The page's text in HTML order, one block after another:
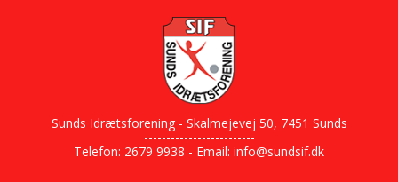
Sunds Idrætsforening - Skalmejevej 50, 7451 Sunds
-------------------------
Telefon: 2679 9938 - Email: info@sundsif.dk